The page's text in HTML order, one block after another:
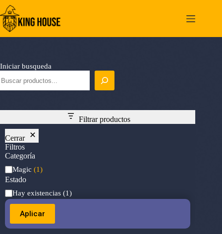
Saltar
al
contenido
Iniciar busqueda
Filtrar productos
Cerrar
Filtros
Categoría
Categoría
Magic (1)
Estado
Estado
Hay existencias (1)
Aplicar